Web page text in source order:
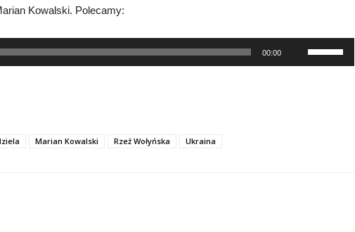
Kowalski. Polecamy:
00:00
strzałek
Marian Kowalski Rzeź Wołyńska Ukraina